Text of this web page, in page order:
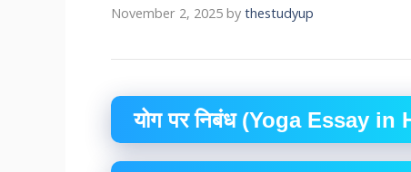
November 2, 2025 by thestudyup
योग पर निबंध (Yoga Essay in